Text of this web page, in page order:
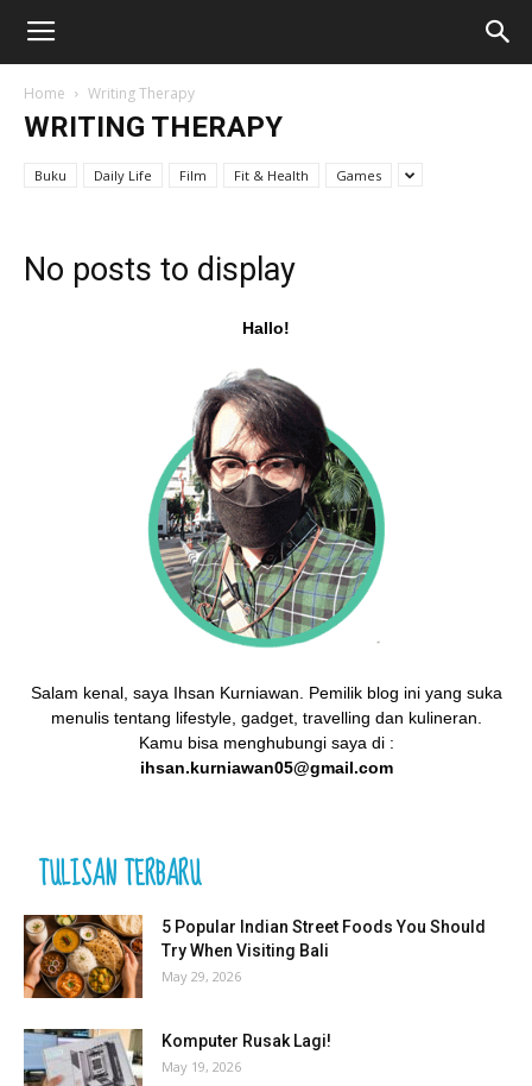
Home Writing Therapy
WRITING THERAPY
Buku Daily Life Film Fit & Health Games
No posts to display
Hallo!
Salam kenal, saya Ihsan Kurniawan. Pemilik blog ini yang suka
menulis tentang lifestyle, gadget, travelling dan kulineran.
Kamu bisa menghubungi saya di :
ihsan.kurniawan05@gmail.com
TULISAN TERBARU
5 Popular Indian Street Foods You Should
Try When Visiting Bali
May 29, 2026
Komputer Rusak Lagi!
May 19, 2026